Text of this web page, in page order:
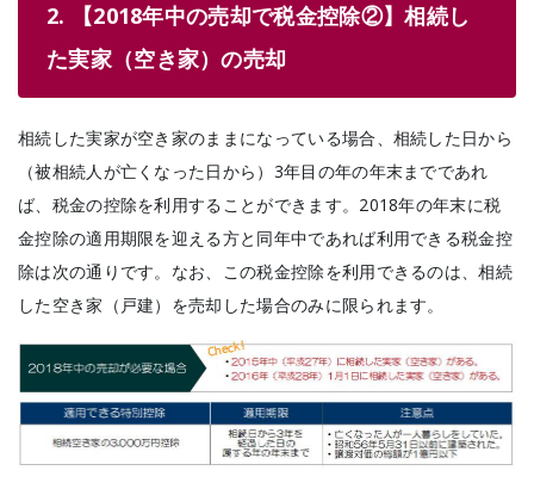
2. 【2018年中の売却で税金控除②】相続し
た実家（空き家）の売却
相続した実家が空き家のままになっている場合、相続した日から
（被相続人が亡くなった日から）3年目の年の年末までであれ
ば、税金の控除を利用することができます。2018年の年末に税
金控除の適用期限を迎える方と同年中であれば利用できる税金控
除は次の通りです。なお、この税金控除を利用できるのは、相続
した空き家（戸建）を売却した場合のみに限られます。